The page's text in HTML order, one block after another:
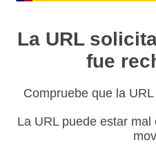
La URL
fue
Compruebe que la
La URL puede estar